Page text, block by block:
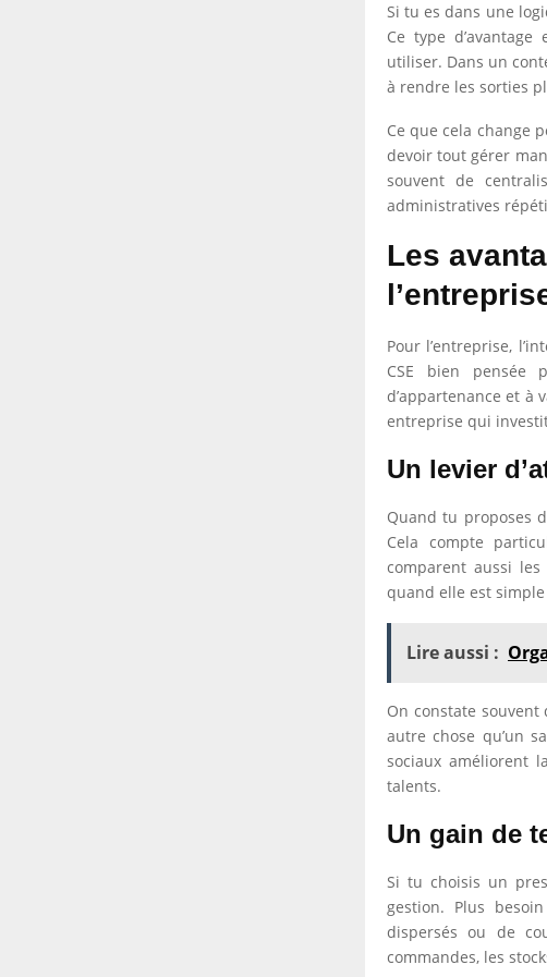
Si tu es dans une
Ce type
utiliser. Dans un
à rendre les sorties
Ce que cela change
devoir tout gérer
souvent de
administratives
Les
Pour l’entreprise,
CSE bien pensée
d’appartenance et à
entreprise qui
Un levier
Quand tu proposes
Cela compte
comparent aussi
quand elle est
Lire aussi :
On constate
autre chose qu’un
sociaux améliorent
talents.
Un gain de
Si tu choisis un
gestion. Plus
dispersés ou de
commandes, les